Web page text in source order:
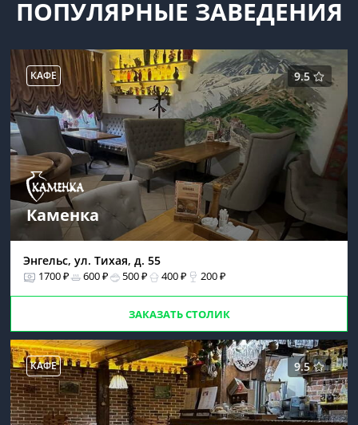
ПОПУЛЯРНЫЕ ЗАВЕДЕНИЯ
9.5
КАФЕ
Каменка
Энгельс, ул. Тихая, д. 55
1700 ₽ 600 ₽ 500 ₽ 400 ₽ 200 ₽
ЗАКАЗАТЬ СТОЛИК
9.5
КАФЕ